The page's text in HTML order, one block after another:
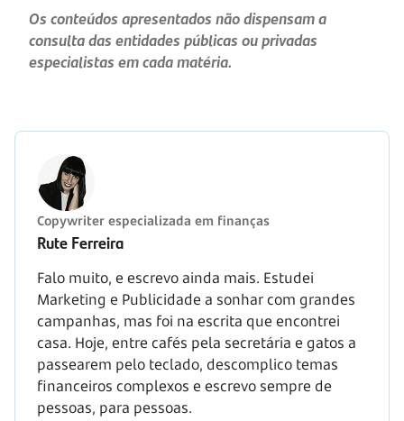
Os conteúdos apresentados não dispensam a
consulta das entidades públicas ou privadas
especialistas em cada matéria.
Copywriter especializada em finanças
Rute Ferreira
Falo muito, e escrevo ainda mais. Estudei
Marketing e Publicidade a sonhar com grandes
campanhas, mas foi na escrita que encontrei
casa. Hoje, entre cafés pela secretária e gatos a
passearem pelo teclado, descomplico temas
financeiros complexos e escrevo sempre de
pessoas, para pessoas.